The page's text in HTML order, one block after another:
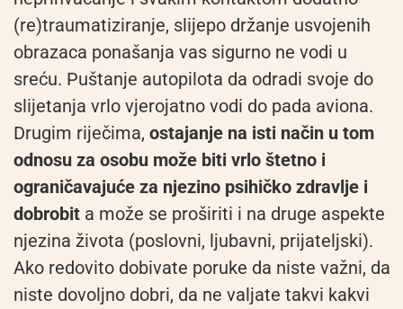
(re)traumatiziranje, slijepo držanje usvojenih
obrazaca ponašanja vas sigurno ne vodi u
sreću. Puštanje autopilota da odradi svoje do
slijetanja vrlo vjerojatno vodi do pada aviona.
Drugim riječima, ostajanje na isti način u tom
odnosu za osobu može biti vrlo štetno i
ograničavajuće za njezino psihičko zdravlje i
dobrobit a može se proširiti i na druge aspekte
njezina života (poslovni, ljubavni, prijateljski).
Ako redovito dobivate poruke da niste važni, da
niste dovoljno dobri, da ne valjate takvi kakvi